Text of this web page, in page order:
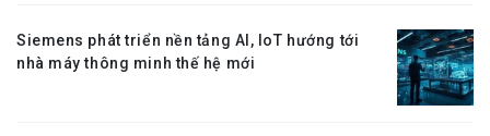
Siemens phát triển nền tảng AI, IoT hướng tới
nhà máy thông minh thế hệ mới